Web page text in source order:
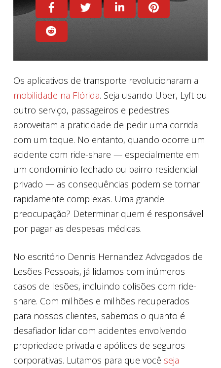
Os aplicativos de transporte revolucionaram a
mobilidade na Flórida. Seja usando Uber, Lyft ou
outro serviço, passageiros e pedestres
aproveitam a praticidade de pedir uma corrida
com um toque. No entanto, quando ocorre um
acidente com ride-share — especialmente em
um condomínio fechado ou bairro residencial
privado — as consequências podem se tornar
rapidamente complexas. Uma grande
preocupação? Determinar quem é responsável
por pagar as despesas médicas.
No escritório Dennis Hernandez Advogados de
Lesões Pessoais, já lidamos com inúmeros
casos de lesões, incluindo colisões com ride-
share. Com milhões e milhões recuperados
para nossos clientes, sabemos o quanto é
desafiador lidar com acidentes envolvendo
propriedade privada e apólices de seguros
corporativas. Lutamos para que você seja